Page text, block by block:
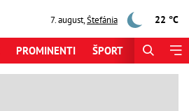
7. august,Štefánia 22 °C
PROMINENTI ŠPORT